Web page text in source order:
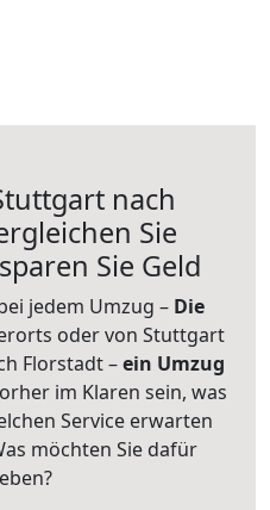
nach
Sie
Sie Geld
jedem Umzug – Die
oder von Stuttgart
Florstadt –ein Umzug
im Klaren sein, was
Service erwarten
möchten Sie dafür